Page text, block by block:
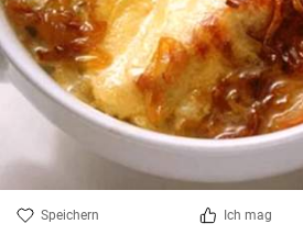
Speichern Ich mag